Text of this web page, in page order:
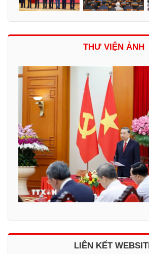
THƯ VIỆN ẢNH
LIÊN KẾT